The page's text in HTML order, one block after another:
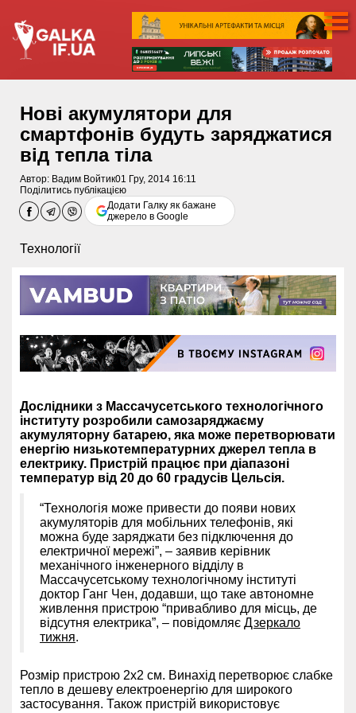
Нові акумулятори для
смартфонів будуть заряджатися
від тепла тіла
Автор: Вадим Войтик01 Гру, 2014 16:11
Поділитись публікацією
Додати Галку як бажане
джерело в Google
Технології
Дослідники з Массачусетського технологічного
інституту розробили самозаряджаєму
акумуляторну батарею, яка може перетворювати
енергію низькотемпературних джерел тепла в
електрику. Пристрій працює при діапазоні
температур від 20 до 60 градусів Цельсія.
“Технологія може привести до появи нових
акумуляторів для мобільних телефонів, які
можна буде заряджати без підключення до
електричної мережі”, – заявив керівник
механічного інженерного відділу в
Массачусетському технологічному інституті
доктор Ганг Чен, додавши, що таке автономне
живлення пристрою “привабливо для місць, де
відсутня електрика”, – повідомляє Дзеркало
тижня.
Розмір пристрою 2х2 см. Винахід перетворює слабке
тепло в дешеву електроенергію для широкого
застосування. Також пристрій використовує